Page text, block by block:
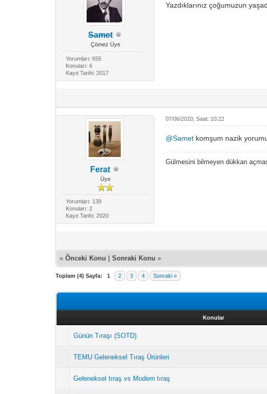
Samet
Çömez Üye
Yorumları: 655
Konuları: 6
Kayıt Tarihi: 2017
Yazdıklarınız çoğumuzun
Ferat
Üye
Yorumları: 139
Konuları: 2
Kayıt Tarihi: 2020
07/06/2020, Saat: 10:22
@Samet komşum nazik
Gülmesini bilmeyen dükkan
«Önceki Konu |Sonraki Konu »
Toplam (4) Sayfa: 1 2 3 4 Sonraki »
Konular
Günün Tıraşı (SOTD)
TEMU Geleneksel Tıraş Ürünleri
Geleneksel tıraş vs Modern tıraş